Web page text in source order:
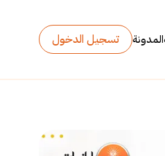
المدونة تسجيل الدخول